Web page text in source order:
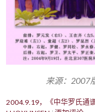
来源：
2004.9.19，《中华罗氏通